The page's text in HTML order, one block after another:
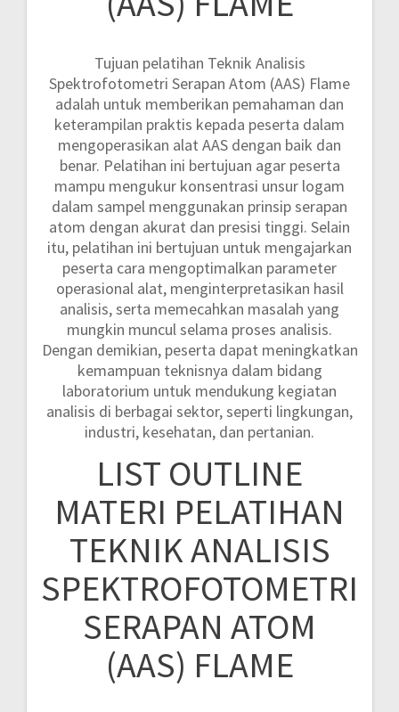
Tujuan pelatihan Teknik Analisis
Spektrofotometri Serapan Atom (AAS) Flame
adalah untuk memberikan pemahaman dan
keterampilan praktis kepada peserta dalam
mengoperasikan alat AAS dengan baik dan
benar. Pelatihan ini bertujuan agar peserta
mampu mengukur konsentrasi unsur logam
dalam sampel menggunakan prinsip serapan
atom dengan akurat dan presisi tinggi. Selain
itu, pelatihan ini bertujuan untuk mengajarkan
peserta cara mengoptimalkan parameter
operasional alat, menginterpretasikan hasil
analisis, serta memecahkan masalah yang
mungkin muncul selama proses analisis.
Dengan demikian, peserta dapat meningkatkan
kemampuan teknisnya dalam bidang
laboratorium untuk mendukung kegiatan
analisis di berbagai sektor, seperti lingkungan,
industri, kesehatan, dan pertanian.
LIST OUTLINE
MATERI PELATIHAN
TEKNIK ANALISIS
SPEKTROFOTOMETRI
SERAPAN ATOM
(AAS) FLAME